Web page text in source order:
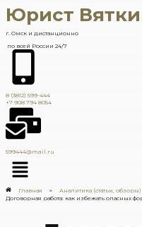
Юрист
г. Омск и дистанционно
по всей России 24/7
8 (3812) 599-444
+7 908 794 8054
599444@mail.ru
Главная » Аналитика (статьи, обзоры)
Договорная работа: как избежать опасных